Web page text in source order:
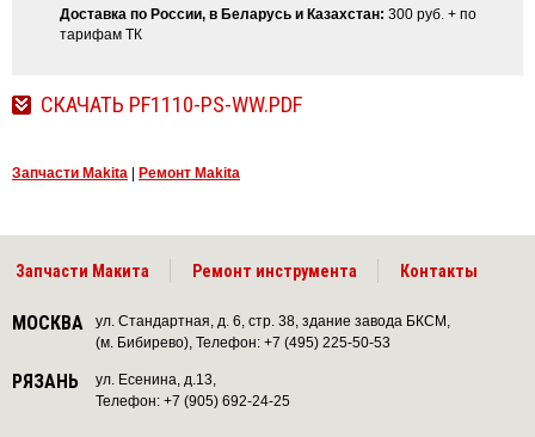
Доставка по России, в Беларусь и Казахстан: 300 руб. + по
тарифам ТК
СКАЧАТЬ PF1110-PS-WW.PDF
Запчасти Makita Ремонт Makita
Запчасти Макита Ремонт инструмента Контакты
МОСКВА
ул. Стандартная, д. 6, стр. 38, здание завода БКСМ,
(м. Бибирево), Телефон: +7 (495) 225-50-53
РЯЗАНЬ
ул. Есенина, д.13,
Телефон: +7 (905) 692-24-25